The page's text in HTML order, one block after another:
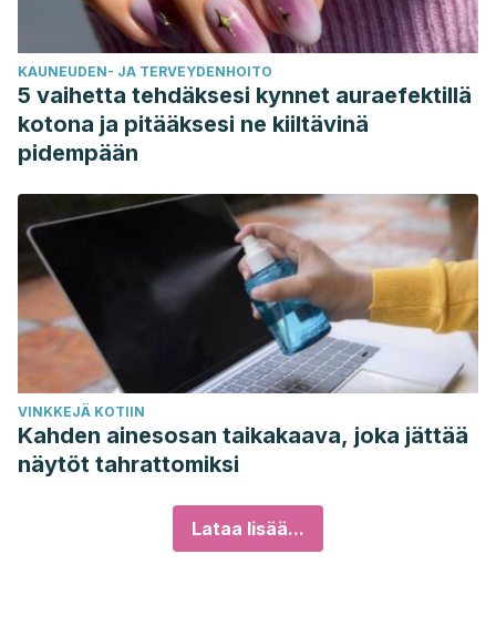
KAUNEUDEN- JA TERVEYDENHOITO
5 vaihetta tehdäksesi kynnet auraefektillä
kotona ja pitääksesi ne kiiltävinä
pidempään
VINKKEJÄ KOTIIN
Kahden ainesosan taikakaava, joka jättää
näytöt tahrattomiksi
Lataa lisää...